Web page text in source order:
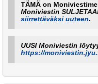
TÄMÄ on
Moniviestin
siirrettäväksi uuteen.
UUSI Moniviestin
https://